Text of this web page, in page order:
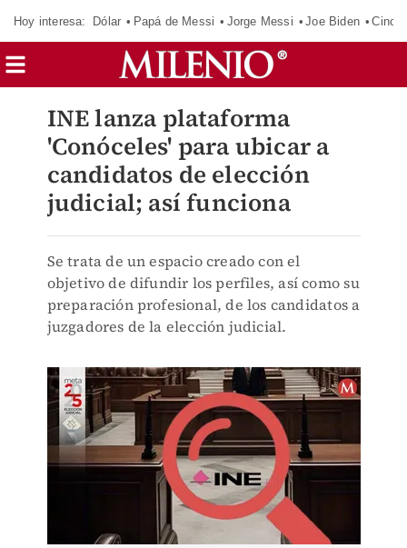
Hoy interesa: Dólar Papá de Messi Jorge Messi Joe Biden
INE lanza plataforma
'Conóceles' para ubicar a
candidatos de elección
judicial; así funciona
Se trata de un espacio creado con el
objetivo de difundir los perfiles, así como su
preparación profesional, de los candidatos a
juzgadores de la elección judicial.